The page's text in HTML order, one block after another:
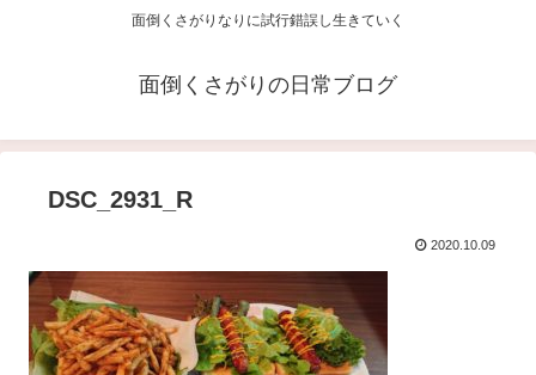
面倒くさがりなりに試行錯誤し生きていく
面倒くさがりの日常ブログ
DSC_2931_R
2020.10.09